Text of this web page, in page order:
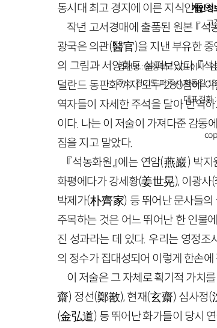
동시대 최고 경지에 이른 지식인들
작년 고서경매에 출품된 원본 『석
광국은 의관(醫官)을 지낸 부유한
의 그림과 서양화도 살펴보았다. 『
덜란드 동판화까지 모두280점에 이
역자들이 자세한 주석을 달아 번역
이다. 나는 이 저술이 가져다준 감동
짐을 지고 말았다.
『석농화원』에는 연암(燕巖)박지
화평에다가 강세황(姜世晃), 이광사(
박제가(朴齊家) 등 뛰어난 문사들의
주목하는 것은 어느 뛰어난 한 인물
진 성과라는 데 있다. 우리는 영정
의 정수가 집대성되어 이렇게 한손
이 저술은 그 자체로 획기적 가치
齋) 정선(鄭敾), 현재(玄齋) 심사정(
(金弘道) 등 뛰어난 화가들이 당시
개인정
고
법인명 : ㈜창비ㅣ대표이사 :
주소 : 경기도 파주시 회동길
대표전화